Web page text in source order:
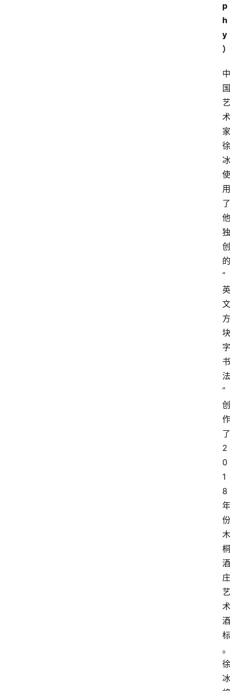
p
h
y
）
中
国
艺
术
家
徐
冰
使
用
了
他
独
创
的
“
英
文
方
块
字
书
法
”
创
作
了
2
0
1
8
年
份
木
桐
酒
庄
艺
术
酒
标
。
徐
冰